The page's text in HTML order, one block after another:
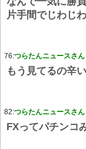
片手間でじわじ
76:つらたんニュースさん
もう見てるの辛い
82:つらたんニュースさん
FXってパチンコ